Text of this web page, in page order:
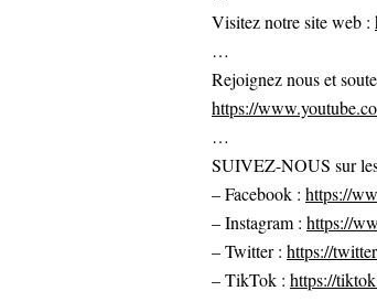
Visitez notre site web :
…
Rejoignez nous et
https://
…
SUIVEZ-NOUS sur
– Facebook : https://
– Instagram : https://
– Twitter : https://
– TikTok : https://